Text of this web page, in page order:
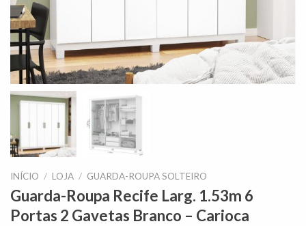
INÍCIO / LOJA / GUARDA-ROUPA SOLTEIRO
Guarda-Roupa Recife Larg. 1.53m 6
Portas 2 Gavetas Branco – Carioca